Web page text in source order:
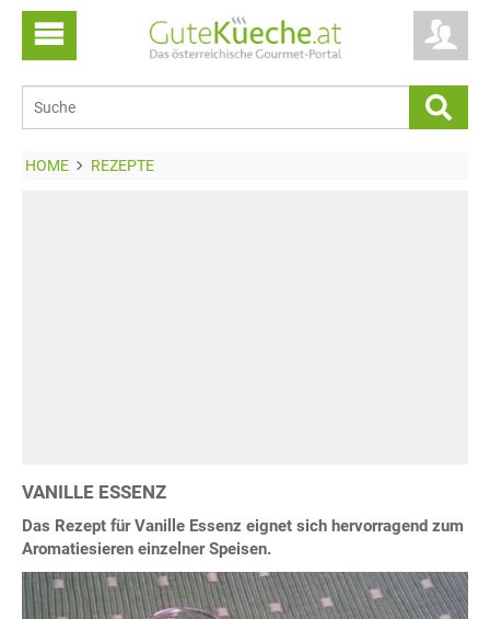
HOME REZEPTE
VANILLE ESSENZ
Das Rezept für Vanille Essenz eignet sich hervorragend zum
Aromatiesieren einzelner Speisen.